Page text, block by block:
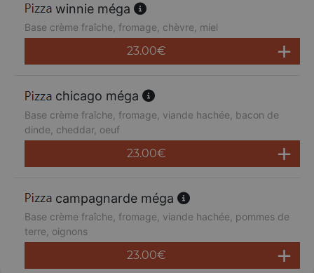
winnie méga
Base crème fraîche, fromage, chèvre, miel
23.00€
chicago méga
Base crème fraîche, fromage, viande hachée, bacon de
dinde, cheddar, oeuf
23.00€
campagnarde méga
Base crème fraîche, fromage, viande hachée, pommes de
terre, oignons
23.00€